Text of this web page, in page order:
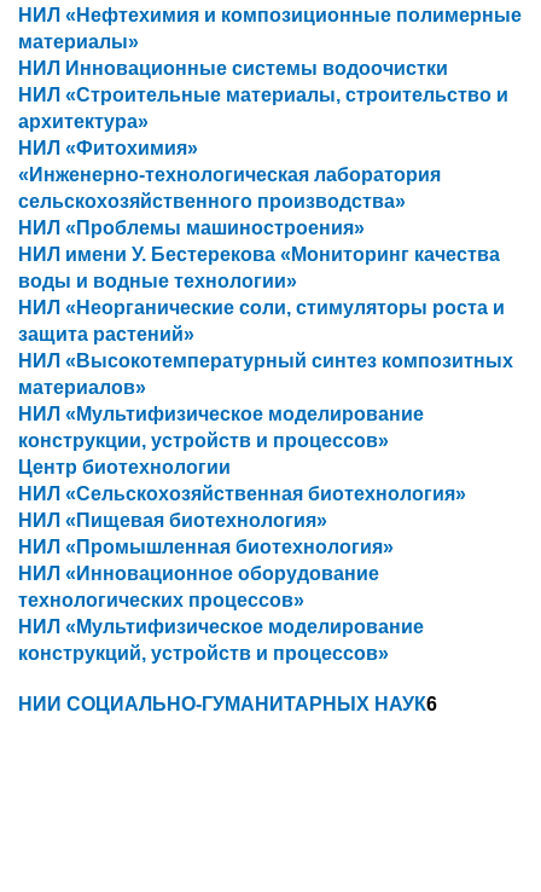
НИЛ «Нефтехимия и композиционные полимерные
материалы»
НИЛ Инновационные системы водоочистки
НИЛ «Строительные материалы, строительство и
архитектура»
НИЛ «Фитохимия»
«Инженерно-технологическая лаборатория
сельскохозяйственного производства»
НИЛ «Проблемы машиностроения»
НИЛ имени У. Бестерекова «Мониторинг качества
воды и водные технологии»
НИЛ «Неорганические соли, стимуляторы роста и
защита растений»
НИЛ «Высокотемпературный синтез композитных
материалов»
НИЛ «Мультифизическое моделирование
конструкции, устройств и процессов»
Центр биотехнологии
НИЛ «Сельскохозяйственная биотехнология»
НИЛ «Пищевая биотехнология»
НИЛ «Промышленная биотехнология»
НИЛ «Инновационное оборудование
технологических процессов»
НИЛ «Мультифизическое моделирование
конструкций, устройств и процессов»
НИИ СОЦИАЛЬНО-ГУМАНИТАРНЫХ НАУК6